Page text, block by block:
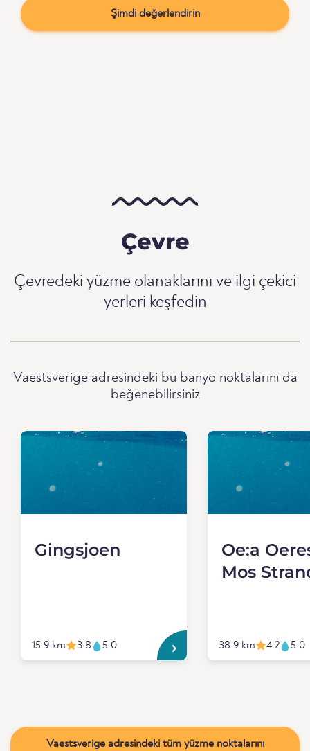
Şimdi değerlendirin
Çevre
Çevredeki yüzme olanaklarını ve ilgi çekici
yerleri keşfedin
Vaestsverige adresindeki bu banyo noktalarını da
beğenebilirsiniz
Gingsjoen
15.9 km 3.8 5.0
Oe:a
Mos
38.9 km 4.2 5.0
Vaestsverige adresindeki tüm yüzme noktalarını